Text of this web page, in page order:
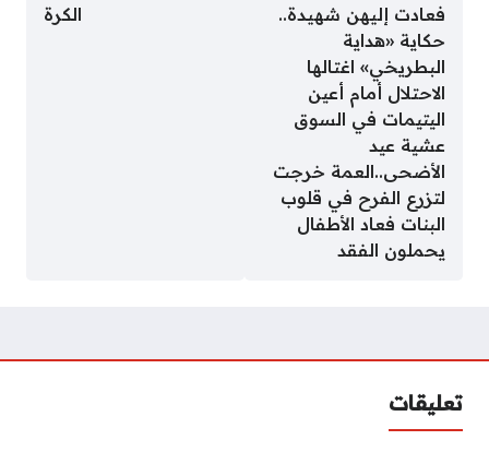
فعادت إليهن شهيدة..
حكاية «هداية
البطريخي» اغتالها
الاحتلال أمام أعين
اليتيمات في السوق
عشية عيد
الأضحى..العمة خرجت
لتزرع الفرح في قلوب
البنات فعاد الأطفال
يحملون الفقد
الكرة
تعليقات